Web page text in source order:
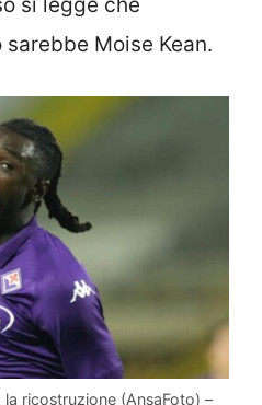
Moise Kean.
ricostruzione (AnsaFoto) –